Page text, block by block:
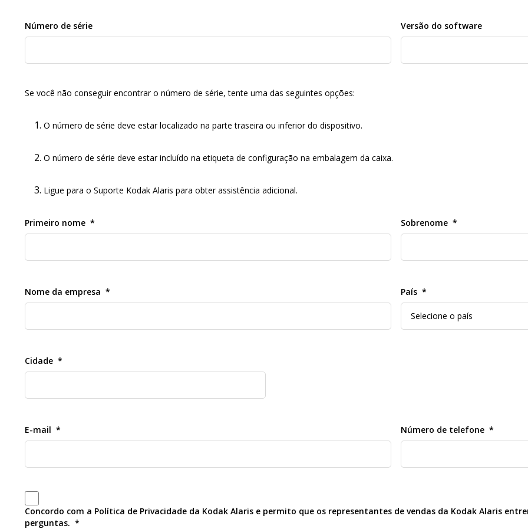
Número de série Versão do software
Se você não conseguir encontrar o número de série, tente uma das seguintes opções:
O número de série deve estar localizado na parte traseira ou inferior do dispositivo.
O número de série deve estar incluído na etiqueta de configuração na embalagem da caixa.
Ligue para o Suporte Kodak Alaris para obter assistência adicional.
Primeiro nome Sobrenome
Nome da empresa País
Cidade
E-mail Número de telefone
Concordo com a Política de Privacidade da Kodak Alaris e permito que os representantes de vendas da Kodak Alaris
perguntas.